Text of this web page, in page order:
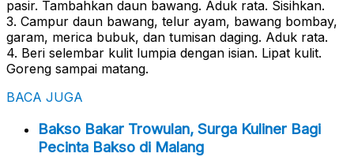
pasir. Tambahkan daun bawang. Aduk rata. Sisihkan.
3. Campur daun bawang, telur ayam, bawang bombay,
garam, merica bubuk, dan tumisan daging. Aduk rata.
4. Beri selembar kulit lumpia dengan isian. Lipat kulit.
Goreng sampai matang.
BACA JUGA
Bakso Bakar Trowulan, Surga Kuliner Bagi
Pecinta Bakso di Malang